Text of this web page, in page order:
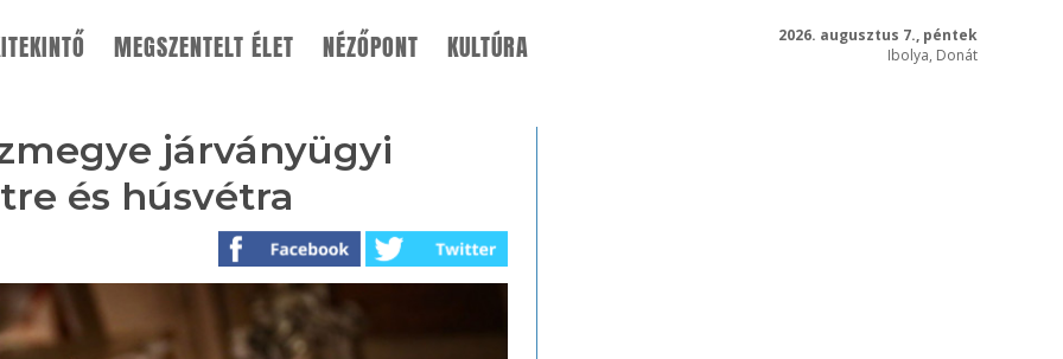
2026. augusztus 7., péntek
Ibolya, Donát
MEGSZENTELT ÉLET NÉZŐPONT KULTÚRA
járványügyi
és húsvétra